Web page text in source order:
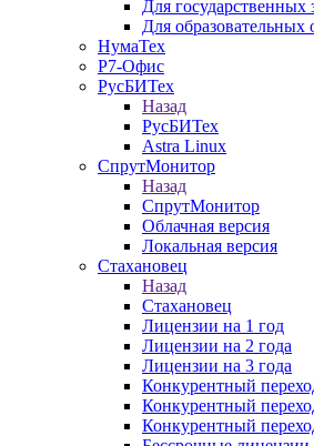
Для государственных
Для образовательных
НумаТех
Р7-Офис
РусБИТех
Назад
РусБИТех
Astra Linux
СпрутМонитор
Назад
СпрутМонитор
Облачная версия
Локальная версия
Стахановец
Назад
Стахановец
Лицензии на 1 год
Лицензии на 2 года
Лицензии на 3 года
Конкурентный
Конкурентный
Конкурентный